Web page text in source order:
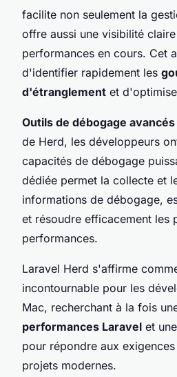
facilite non seulement la
offre aussi une visibilité
performances en cours. Cet
d'identifier rapidement les
d'étranglement et
Outils de débogage avancés
de Herd, les développeurs
capacités de débogage
dédiée permet la collecte et
informations de débogage,
et résoudre efficacement les
performances.
Laravel Herd s'affirme
incontournable pour les
Mac, recherchant à la fois
performances Laravel et
pour répondre aux
projets modernes.